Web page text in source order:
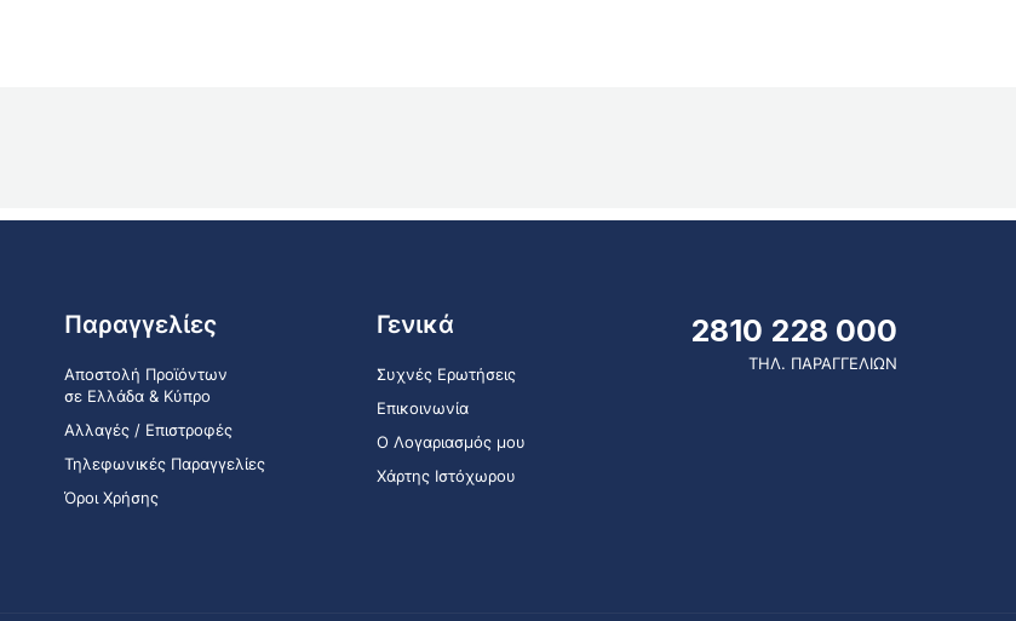
Παραγγελίες
Αποστολή Προϊόντων
σε Ελλάδα & Κύπρο
Αλλαγές / Επιστροφές
Τηλεφωνικές Παραγγελίες
Όροι Χρήσης
Γενικά
Συχνές Ερωτήσεις
Επικοινωνία
Ο Λογαριασμός μου
Χάρτης Ιστόχωρου
2810 228 000
ΤΗΛ. ΠΑΡΑΓΓΕΛΙΩΝ